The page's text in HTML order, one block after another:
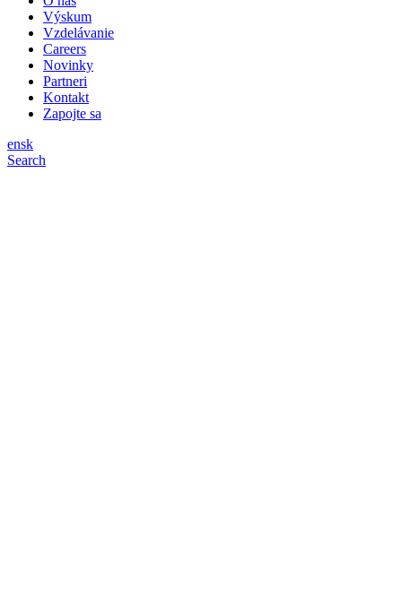
Výskum
Vzdelávanie
Careers
Novinky
Partneri
Kontakt
Zapojte sa
ensk
Search